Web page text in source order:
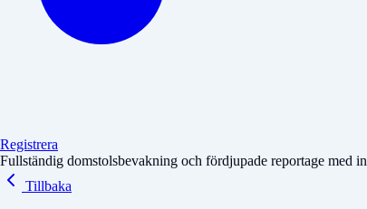
Registrera
Fullständig domstolsbevakning och fördjupade reportage med
Tillbaka